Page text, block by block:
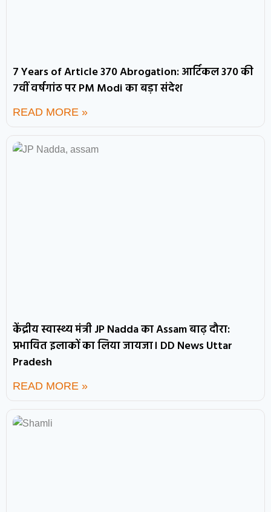
7 Years of Article 370 Abrogation: आर्टिकल 370 की
7वीं वर्षगांठ पर PM Modi का बड़ा संदेश
READ MORE »
केंद्रीय स्वास्थ्य मंत्री JP Nadda का Assam बाढ़ दौरा:
प्रभावित इलाकों का लिया जायजा। DD News Uttar
Pradesh
READ MORE »